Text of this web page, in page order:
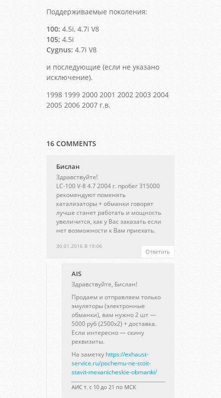
Поддерживаемые поколения:
100: 4.5i, 4.7i V8
105: 4.5i
Cygnus: 4.7i V8
и последующие (если не указано
исключение).
1998 1999 2000 2001 2002 2003 2004
2005 2006 2007 г.в.
16 COMMENTS
Бислан
30.01.2016 В 19:06
Здравствуйте!
LC-100 V-8 4.7 2004 г. пробег 315000
рекомендуют поменять
катализаторы + обманки говорят
лучше станет работать и мощность
увеличится, как у Вас заказать если
нет возможности к Вам приехать.
Ответить
AIS
Здравствуйте, Бислан!
Продаем и отправляем только
эмуляторы (электронные
обманки), вам нужно 2 шт —
5000 руб (2500х2) + доставка.
Если интересно — скину
реквизиты.
На заметку https://exhaust-
service.ru/pochemu-ne-stoit-
stavit-mexanicheskie-obmanki/
АИС т. с 10 до 21 по МСК